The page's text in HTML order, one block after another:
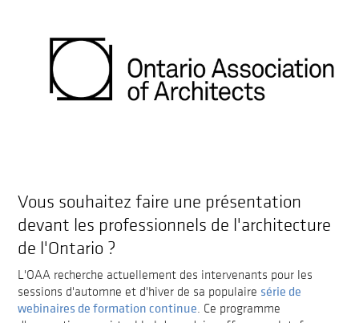
Vous souhaitez faire une présentation
devant les professionnels de l'architecture
de l'Ontario ?
L'OAA recherche actuellement des intervenants pour les
sessions d'automne et d'hiver de sa populaire série de
webinaires de formation continue . Ce programme